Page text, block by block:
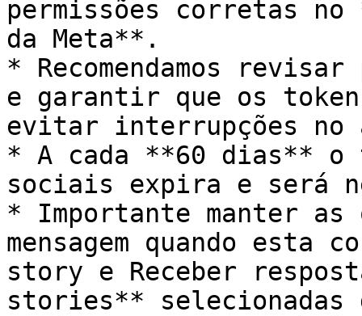
permissões corretas no
da Meta**.
* Recomendamos
e garantir que os
evitar interrupções no
* A cada **60 dias** o
sociais expira e será
* Importante manter as
mensagem quando esta
story e Receber
stories** selecionadas